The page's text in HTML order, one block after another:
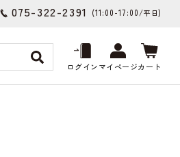
075-322-2391 (11:00-17:00/平日)
ログインマイページカート